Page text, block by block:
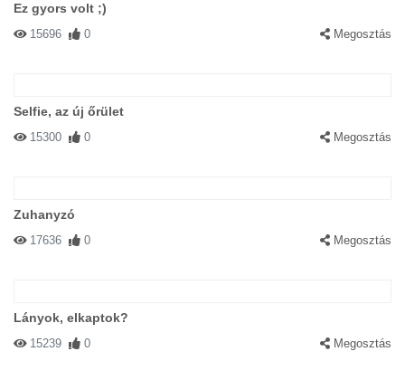
Ez gyors volt ;)
15696 0 Megosztás
Selfie, az új őrület
15300 0 Megosztás
Zuhanyzó
17636 0 Megosztás
Lányok, elkaptok?
15239 0 Megosztás